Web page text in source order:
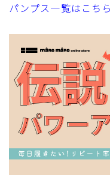
パンプス一覧はこちら